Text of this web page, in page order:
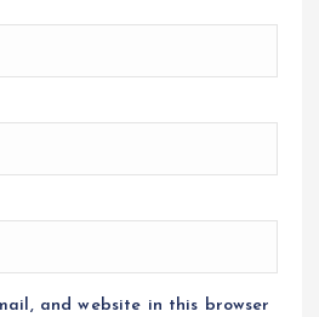
and website in this browser